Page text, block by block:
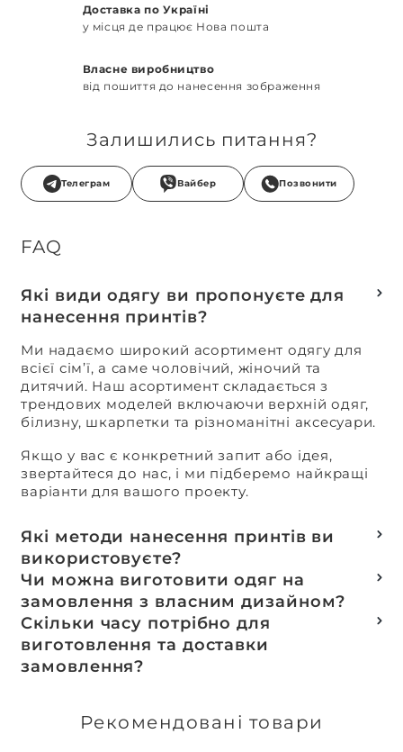
Доставка по Україні
у місця де працює Нова пошта
Власне виробництво
від пошиття до нанесення зображення
Залишились питання?
Телеграм Вайбер Позвонити
FAQ
Які види одягу ви пропонуєте для
нанесення принтів?
Ми надаємо широкий асортимент одягу для
всієї сім’ї, а саме чоловічий, жіночий та
дитячий. Наш асортимент складається з
трендових моделей включаючи верхній одяг,
білизну, шкарпетки та різноманітні аксесуари.
Якщо у вас є конкретний запит або ідея,
звертайтеся до нас, і ми підберемо найкращі
варіанти для вашого проекту.
Які методи нанесення принтів ви
використовуєте?
Термотранферний
Шовкотрафаретний
DTF – друк
Машинна вишивка
Чи можна виготовити одяг на
замовлення з власним дизайном?
Так, ми спеціалізуємося на розробці колекцій
та мерчу під ключ, цей процес включає підбір
тканин, розробку лекал, дизай та
завершується пошиттям готового виробу.
Скільки часу потрібно для
виготовлення та доставки
замовлення?
виготовлення індивідуальних замовлень
Рекомендовані товари